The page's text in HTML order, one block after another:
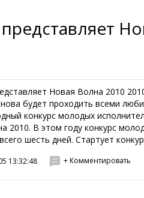
Новая Волна 2010
будет проходить всеми
конкурс молодых
2010. В этом году конкурс
шесть дней. Стартует
13:32:48 + Комментировать